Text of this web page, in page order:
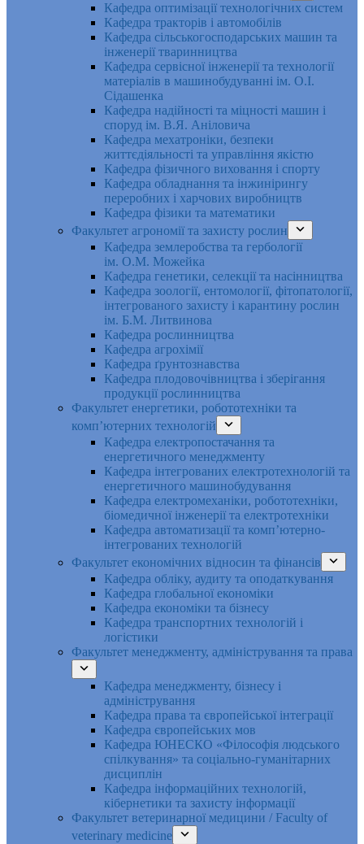
Кафедра оптимізації технологічних систем
Кафедра тракторів і автомобілів
Кафедра сільськогосподарських машин та
інженерії тваринництва
Кафедра cервісної інженерії та технології
матеріалів в машинобудуванні ім. О.І.
Сідашенка
Кафедра надійності та міцності машин і
споруд ім. В.Я. Аніловича
Кафедра мехатроніки, безпеки
життєдіяльності та управління якістю
Кафедра фізичного виховання і спорту
Кафедра обладнання та інжинірингу
переробних і харчових виробництв
Кафедра фізики та математики
Факультет агрономії та захисту рослин
Кафедра землеробства та гербології
ім. О.М. Можейка
Кафедра генетики, селекції та насінництва
Кафедра зоології, ентомології, фітопатології,
інтегрованого захисту і карантину рослин
ім. Б.М. Литвинова
Кафедра рослинництва
Кафедра агрохімії
Кафедра ґрунтознавства
Кафедра плодовочівництва і зберігання
продукції рослинництва
Факультет енергетики, робототехніки та
комп’ютерних технологій
Кафедра електропостачання та
енергетичного менеджменту
Кафедра інтегрованих електротехнологій та
енергетичного машинобудування
Кафедра електромеханіки, робототехніки,
біомедичної інженерії та електротехніки
Кафедра автоматизації та комп’ютерно-
інтегрованих технологій
Факультет економічних відносин та фінансів
Кафедра обліку, аудиту та оподаткування
Кафедра глобальної економіки
Кафедра економіки та бізнесу
Кафедра транспортних технологій і
логістики
Факультет менеджменту, адміністрування та права
Кафедра менеджменту, бізнесу і
адміністрування
Кафедра права та європейської інтеграції
Кафедра європейських мов
Кафедра ЮНЕСКО «Філософія людського
спілкування» та соціально-гуманітарних
дисциплін
Кафедра інформаційних технологій,
кібернетики та захисту інформації
Факультет ветеринарної медицини / Faculty of
veterinary medicine